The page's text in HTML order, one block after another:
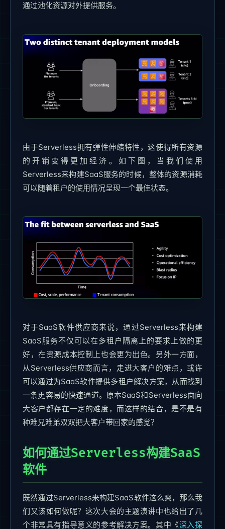
通过池化资源对外提供服务。
由于Serverless拥有弹性伸缩特性，这使得所有资源
的开销变得更加经济。如下图，当我们使用
Serverless来构建SaaS服务的时候，整体的资源消耗
可以随着租户的使用情况呈现一个最佳状态。
对于SaaS软件供应商来说，通过Serverless来构建
SaaS服务不仅可以在多租户隔离上的要求上做的更
好，在资源成本控制上也会更为出色。另外一方面，
从Serverless供应商而言，走进大客户的难点，或许
可以通过为SaaS软件提供多租户解决方案，从而找到
一条更容易的快速通道。原本SaaS和Serverless面向
大客户都存在一定的难度，而这样的结合，是不是有
种难兄难弟双双把大客户带回家的感觉？
如何通过Serverless构建SaaS
软件
既然通过Serverless来构建SaaS软件这么爽，那么我
们又该如何做呢？这次大会的主题演讲中也给出了几
个非常具有指导意义的参考解决方案。其中《深入探